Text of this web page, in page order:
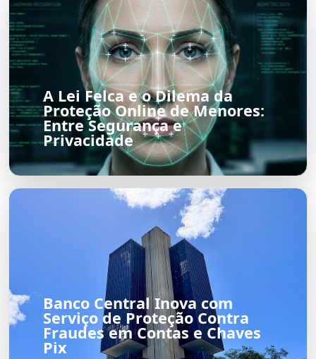
A Lei Felca e o Dilema da
Proteção Online de Menores:
Entre Segurança e
Privacidade
Banco Central Inova com
Serviço de Proteção Contra
Fraudes em Contas e Chaves
Pix